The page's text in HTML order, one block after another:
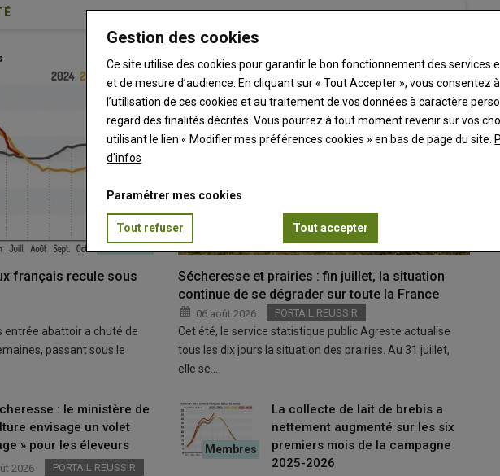
français recule sous
entrée abattoir a chuté de
passant sous le
Sécheresse et prairies : fin juillet, la situation
continue de se dégrader sur toute la France
06 août 2026 PORTAIL REUSSIR
Cet été, le service statistique public Agreste actualise
tous les dix jours la situation des prairies. Au 31 juillet,
elle se…
: le ministère de
envisage un volet
» pour les éleveurs
2026 PORTAIL REUSSIR
La collecte de lait de brebis a
nettement augmenté sur les six
premiers mois de la campagne
2025-2026
Gestion des cookies
Ce site utilise des cookies pour garantir le bon fonctionnement des services
et de mesure d’audience. En cliquant sur « Tout Accepter », vous consentez à
l’utilisation de ces cookies et au traitement de vos données à caractère
regard des finalités décrites. Vous pourrez à tout moment revenir sur vos
utilisant le lien « Modifier mes préférences cookies » en bas de page du site.
d'infos
Paramétrer mes cookies
Tout refuser Tout accepter